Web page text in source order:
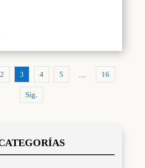
2 3 4 5 … 16
Sig.